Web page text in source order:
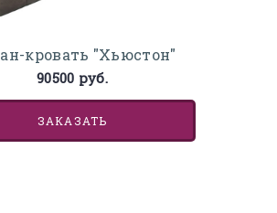
кровать "Хьюстон"
90500 руб.
ЗАКАЗАТЬ